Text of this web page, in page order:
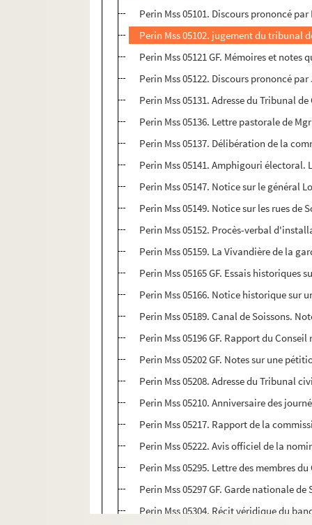
Perin Mss 05101. Discours prononcé
Perin Mss 05102. jugement du tribunal
Perin Mss 05121 GF. Mémoires et
Perin Mss 05122. Discours prononcé
Perin Mss 05131. Adresse du Tribunal
Perin Mss 05136. Lettre pastorale de
Perin Mss 05137. Délibération de la
Perin Mss 05141. Amphigouri électoral.
Perin Mss 05147. Notice sur le général
Perin Mss 05149. Notice sur les rues de
Perin Mss 05152. Procès-verbal
Perin Mss 05159. La Vivandière de la
Perin Mss 05165 GF. Essais historiques
Perin Mss 05166. Notice historique sur
Perin Mss 05189. Canal de Soissons.
Perin Mss 05196 GF. Rapport du
Perin Mss 05202 GF. Notes sur une
Perin Mss 05208. Adresse du Tribunal
Perin Mss 05210. Anniversaire des
Perin Mss 05217. Rapport de la
Perin Mss 05222. Avis officiel de la
Perin Mss 05295. Lettre des membres
Perin Mss 05297 GF. Garde nationale
Perin Mss 05304. Récit véridique du